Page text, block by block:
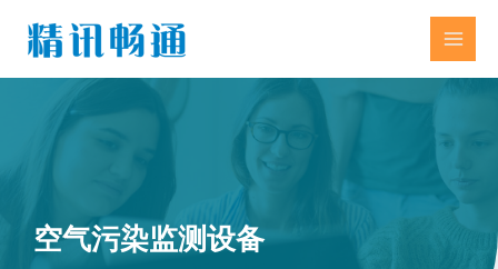
空气污染监测设备